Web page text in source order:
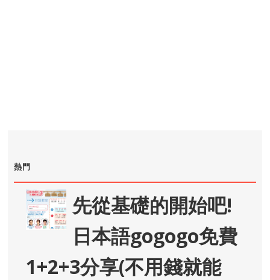
熱門
先從基礎的開始吧!
日本語gogogo免費
1+2+3分享(不用錢就能